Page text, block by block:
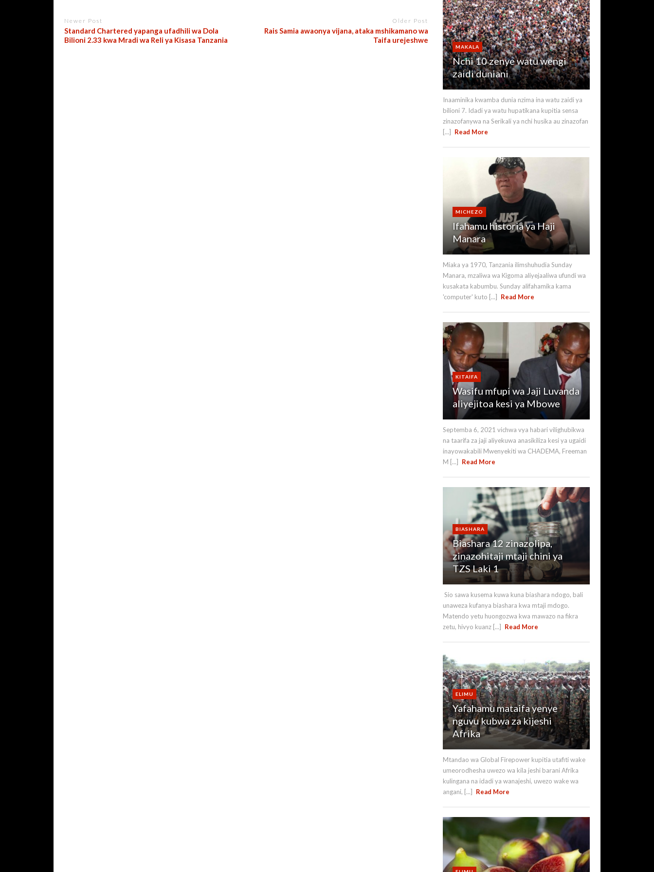
Newer Post
Standard Chartered yapanga ufadhili wa Dola
Bilioni 2.33 kwa Mradi wa Reli ya Kisasa Tanzania
Older Post
Rais Samia awaonya vijana, ataka mshikamano wa
Taifa urejeshwe
MAKALA
Nchi 10 zenye watu wengi
zaidi duniani
Inaaminika kwamba dunia nzima ina watu zaidi ya
bilioni 7. Idadi ya watu hupatikana kupitia sensa
zinazofanywa na Serikali ya nchi husika au zinazofan
[...]
Read More
MICHEZO
Ifahamu historia ya Haji
Manara
Miaka ya 1970, Tanzania ilimshuhudia Sunday
Manara, mzaliwa wa Kigoma aliyejaaliwa ufundi wa
kusakata kabumbu. Sunday alifahamika kama
'computer' kuto [...]
Read More
KITAIFA
Wasifu mfupi wa Jaji Luvanda
aliyejitoa kesi ya Mbowe
Septemba 6, 2021 vichwa vya habari vilighubikwa
na taarifa za jaji aliyekuwa anasikiliza kesi ya ugaidi
inayowakabili Mwenyekiti wa CHADEMA, Freeman
M [...]
Read More
BIASHARA
Biashara 12 zinazolipa,
zinazohitaji mtaji chini ya
TZS Laki 1
Sio sawa kusema kuwa kuna biashara ndogo, bali
unaweza kufanya biashara kwa mtaji mdogo.
Matendo yetu huongozwa kwa mawazo na fikra
zetu, hivyo kuanz [...]
Read More
ELIMU
Yafahamu mataifa yenye
nguvu kubwa za kijeshi
Afrika
Mtandao wa Global Firepower kupitia utafiti wake
umeorodhesha uwezo wa kila jeshi barani Afrika
kulingana na idadi ya wanajeshi, uwezo wake wa
angani, [...]
Read More